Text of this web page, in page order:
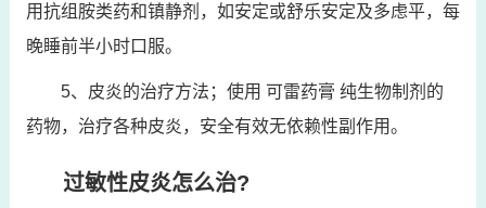
用抗组胺类药和镇静剂，如安定或舒乐安定及多虑平，每
晚睡前半小时口服。
5、皮炎的治疗方法；使用 可雷药膏 纯生物制剂的
药物，治疗各种皮炎，安全有效无依赖性副作用。
过敏性皮炎怎么治?